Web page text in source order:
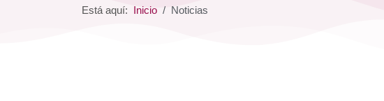
Está aquí: Inicio Noticias